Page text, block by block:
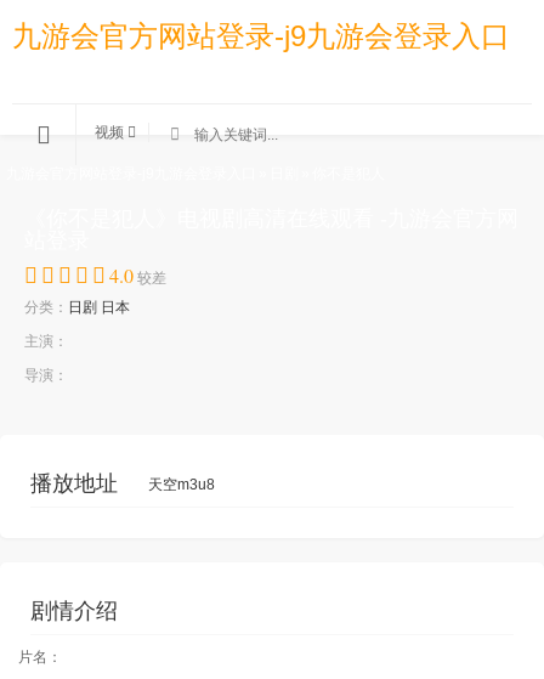
九游会官方网站登录-j9九游会登录入口
视频
4.0 较差
分类： 日剧 日本
主演：
导演：
播放地址 天空m3u8
剧情介绍
片名：